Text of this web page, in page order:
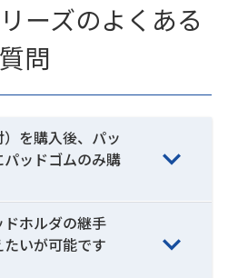
ーズのよくある
質問
を購入後、パッ
ッドゴムのみ購
ホルダの継手
いが可能です